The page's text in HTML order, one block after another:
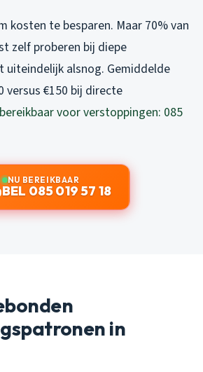
kosten te besparen. Maar 70% van
zelf proberen bij diepe
uiteindelijk alsnog. Gemiddelde
versus €150 bij directe
voor verstoppingen: 085
NU BEREIKBAAR
BEL 085 019 57 18
in